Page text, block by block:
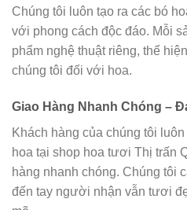
Chúng tôi luôn tạo ra các bó
với phong cách độc đáo. Mỗi
phẩm nghệ thuật riêng, thể
chúng tôi đối với hoa.
Giao Hàng Nhanh Chóng –
Khách hàng của chúng tôi
hoa tại shop hoa tươi Thị trấn
hàng nhanh chóng. Chúng tôi
đến tay người nhận vẫn tươi